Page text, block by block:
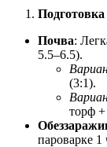
Подготовка
Почва:
5.5–6.5).
(3:1).
торф +
пароварке 1